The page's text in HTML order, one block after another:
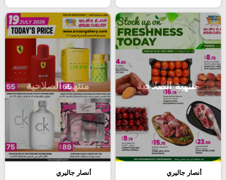
منتهية الصلاحية
أنصار جاليري
منتهية الصلاحية
أنصار جاليري